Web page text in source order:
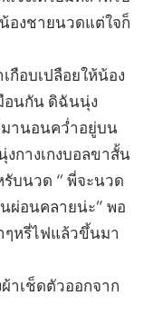
องชายนวดแต่ใจก็
กือบเปลือยให้น้อง
อนกัน ดิฉันนุ่ง
มานอนคว่ำอยู่บน
กางเกงบอลขาสั้น
รับนวด “ พี่จะนวด
ผ่อนคลายน่ะ” พอ
ๆหรี่ไฟแล้วขึ้นมา
าเช็ดตัวออกจาก